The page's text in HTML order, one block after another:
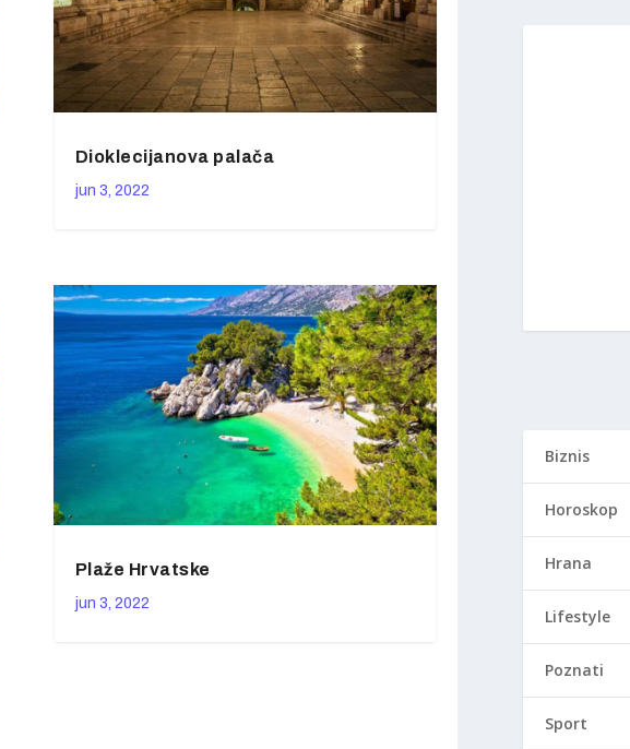
Dioklecijanova palača
jun 3, 2022
Plaže Hrvatske
jun 3, 2022
Biznis
Horoskop
Hrana
Lifestyle
Poznati
Sport